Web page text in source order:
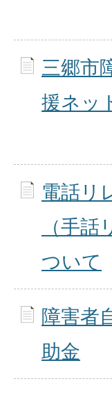
三郷市
援ネッ
電話リ
（手
ついて
障害者
助金